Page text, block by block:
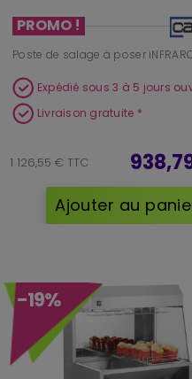
PROMO !
Poste de salage à poser
Expédié sous 3 à 5 jours
Livraison gratuite *
1 126,55 € TTC
Ajouter au
-19%